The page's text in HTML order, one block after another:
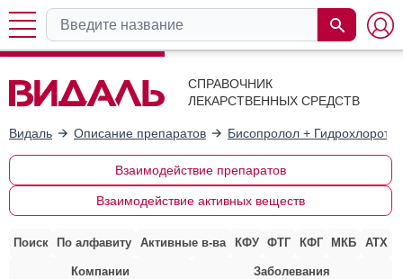
СПРАВОЧНИК
ЛЕКАРСТВЕННЫХ СРЕДСТВ
Видаль Описание препаратов Бисопролол +
Взаимодействие препаратов
Взаимодействие активных веществ
Поиск По алфавиту Активные в-ва КФУ ФТГ КФГ МКБ АТХ
Компании Заболевания